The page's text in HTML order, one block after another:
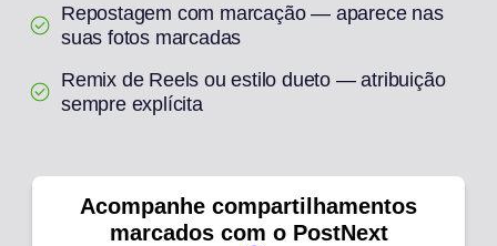
Repostagem com marcação — aparece nas
suas fotos marcadas
Remix de Reels ou estilo dueto — atribuição
sempre explícita
Acompanhe compartilhamentos
marcados com o PostNext